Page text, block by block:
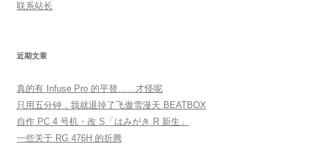
联系站长
近期文章
真的有 Infuse Pro 的平替……才怪呢
只用五分钟，我就退掉了飞傲雪漫天 BEATBOX
自作 PC 4 号机・改 S「はみがき R 新生」
一些关于 RG 476H 的折腾